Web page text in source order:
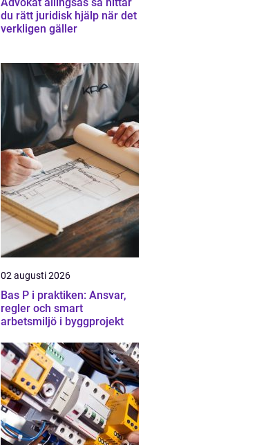
du rätt juridisk hjälp när det
verkligen gäller
02 augusti 2026
Bas P i praktiken: Ansvar,
regler och smart
arbetsmiljö i byggprojekt